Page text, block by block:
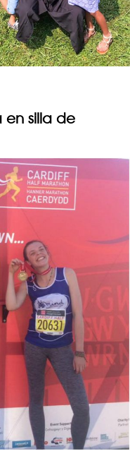
en silla de